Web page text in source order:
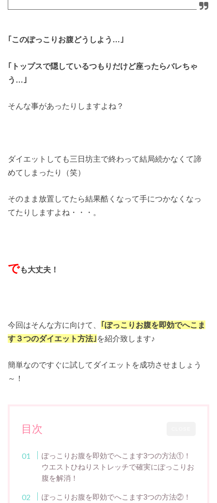
｢このぽっこりお腹どうしよう…｣
｢トップスで隠しているつもりだけど座ったらバレちゃ
う…｣
そんな事があったりしますよね？
ダイエットしても三日坊主で終わって結局続かなくて諦
めてしまったり（笑）
そのまま放置してたら結果酷くなって手につかなくなっ
てたりしますよね・・・。
でも大丈夫！
今回はそんな方に向けて、
｢ぽっこりお腹を即効でへこま
す３つのダイエット方法｣を紹介致します♪
簡単なのですぐに試してダイエットを成功させましょう
～！
目次
ぽっこりお腹を即効でへこます3つの方法①！
ウエストひねりストレッチで確実にぽっこりお
腹を解消！
ぽっこりお腹を即効でへこます3つの方法②！